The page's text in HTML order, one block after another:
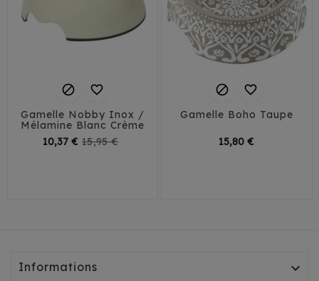
 
Gamelle Nobby Inox /
Mélamine Blanc Crème
10,37 € 15,95 €
 
Gamelle Boho Taupe
15,80 €
Informations 